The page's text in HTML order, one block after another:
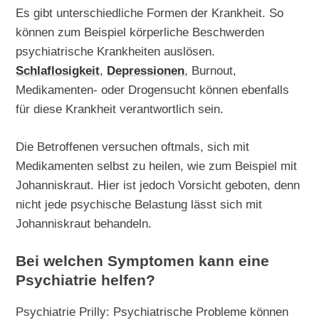
Es gibt unterschiedliche Formen der Krankheit. So
können zum Beispiel körperliche Beschwerden
psychiatrische Krankheiten auslösen.
Schlaflosigkeit, Depressionen, Burnout,
Medikamenten- oder Drogensucht können ebenfalls
für diese Krankheit verantwortlich sein.
Die Betroffenen versuchen oftmals, sich mit
Medikamenten selbst zu heilen, wie zum Beispiel mit
Johanniskraut. Hier ist jedoch Vorsicht geboten, denn
nicht jede psychische Belastung lässt sich mit
Johanniskraut behandeln.
Bei welchen Symptomen kann eine
Psychiatrie helfen?
Psychiatrie Prilly: Psychiatrische Probleme können